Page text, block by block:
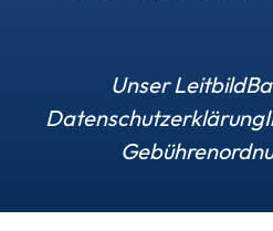
Unser Leitbild
Datenschutzerklärung